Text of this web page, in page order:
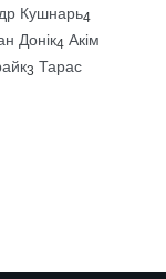
Кушнарь4
Донік4 Акім
3 Тарас